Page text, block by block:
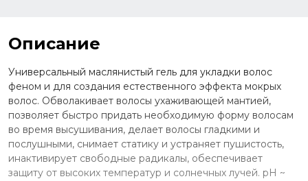
Описание
Универсальный маслянистый гель для укладки волос
феном и для создания естественного эффекта мокрых
волос. Обволакивает волосы ухаживающей мантией,
позволяет быстро придать необходимую форму волосам
во время высушивания, делает волосы гладкими и
послушными, снимает статику и устраняет пушистость,
инактивирует свободные радикалы, обеспечивает
защиту от высоких температур и солнечных лучей. рН ~